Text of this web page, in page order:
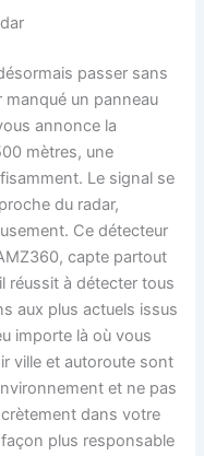
passer sans
manqué un panneau
annonce la
mètres, une
Le signal se
du radar,
Ce détecteur
capte partout
réussit à détecter tous
aux plus actuels issus
importe là où vous
ville et autoroute sont
et ne pas
dans votre
plus responsable